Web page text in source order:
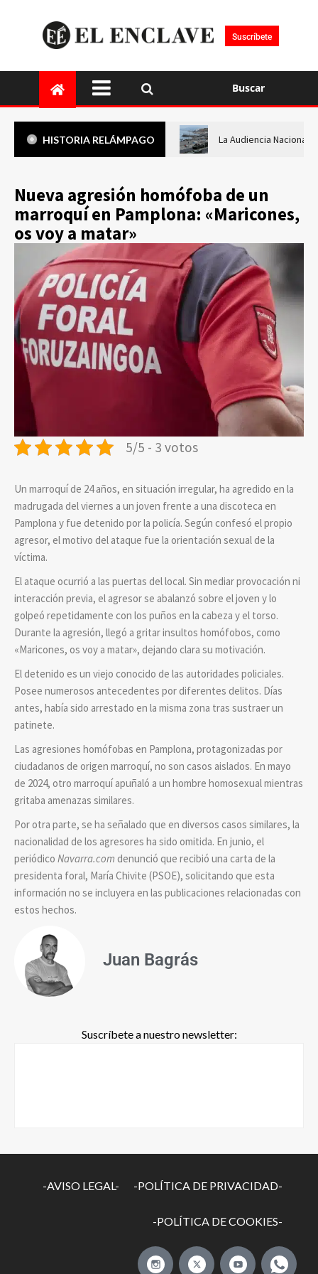
Suscríbete
Buscar
HISTORIA RELÁMPAGO La Audiencia Nacional
Nueva agresión homófoba de un
marroquí en Pamplona: «Maricones,
os voy a matar»
5/5 - 3 votos
Un marroquí de 24 años, en situación irregular, ha agredido en la
madrugada del viernes a un joven frente a una discoteca en
Pamplona y fue detenido por la policía. Según confesó el propio
agresor, el motivo del ataque fue la orientación sexual de la
víctima.
El ataque ocurrió a las puertas del local. Sin mediar provocación ni
interacción previa, el agresor se abalanzó sobre el joven y lo
golpeó repetidamente con los puños en la cabeza y el torso.
Durante la agresión, llegó a gritar insultos homófobos, como
«Maricones, os voy a matar», dejando clara su motivación.
El detenido es un viejo conocido de las autoridades policiales.
Posee numerosos antecedentes por diferentes delitos. Días
antes, había sido arrestado en la misma zona tras sustraer un
patinete.
Las agresiones homófobas en Pamplona, protagonizadas por
ciudadanos de origen marroquí, no son casos aislados. En mayo
de 2024, otro marroquí apuñaló a un hombre homosexual mientras
gritaba amenazas similares.
Por otra parte, se ha señalado que en diversos casos similares, la
nacionalidad de los agresores ha sido omitida. En junio, el
periódico Navarra.com denunció que recibió una carta de la
presidenta foral, María Chivite (PSOE), solicitando que esta
información no se incluyera en las publicaciones relacionadas con
estos hechos.
Juan Bagrás
Suscríbete a nuestro newsletter:
-AVISO LEGAL- -POLÍTICA DE PRIVACIDAD-
-POLÍTICA DE COOKIES-